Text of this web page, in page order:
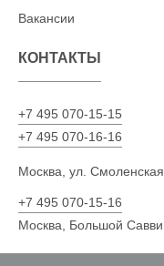
Вакансии
КОНТАКТЫ
+7 495 070-15-15
+7 495 070-16-16
Москва, ул.
+7 495 070-15-16
Москва, Большой